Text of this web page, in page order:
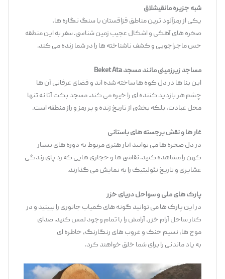
جزیره مانقیشلاق
یکی از رمزآلود ترین مناطق قزاقستان با سنگ ‌نگاره ‌ها،
صخره‌ های آهکی و اشکال عجیب زمین‌ شناسی. سفر به این منطقه
حس ماجراجویی و کشف ناشناخته‌ ها را در شما زنده می ‌کند.
مساجد زیرزمینی مانند مسجدBeket Ata
این بنا ها در دل کوه ‌ها ساخته شده ‌اند و فضای عرفانی آن ‌ها
چشم هر بازدید کننده ‌ای را خیره می‌ کند. مسجد بکت ‌آتا نه تنها
محل عبادت، بلکه بخشی از تاریخ زنده و پر رمز و راز منطقه است.
ها و نقش‌برجسته‌های باستانی
در دل صخره‌ ها می ‌توانید آثار هنری مربوط به دوره‌ های بسیار
کهن را مشاهده کنید. نقاشی‌ ها و حجاری ‌هایی که رد پای زندگی
عشایری و تاریخ نئولیتیک را به نمایش می‌ گذارند.
‌های ملی و سواحل دریای خزر
در این پارک ‌ها می ‌توانید گونه‌ های کمیاب جانوری را ببینید و در
کنار ساحل آرام خزر، آرامش را با تمام وجود لمس کنید. صدای
موج‌ ها، نسیم خنک و غروب ‌های رنگارنگ، خاطره ‌ای
به ‌یاد ماندنی را برای شما خلق خواهند کرد.